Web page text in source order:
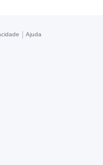
Ajuda